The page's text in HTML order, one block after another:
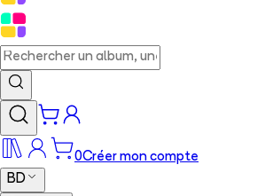
0Créer mon compte
BD